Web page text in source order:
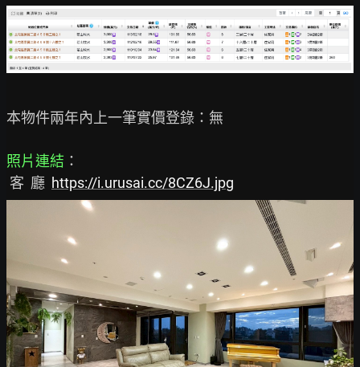
本物件兩年內上一筆實價登錄：無
照片連結 ：
客  廳 https://i.urusai.cc/8CZ6J.jpg